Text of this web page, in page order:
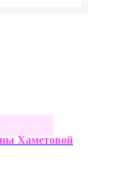
Хаметовой